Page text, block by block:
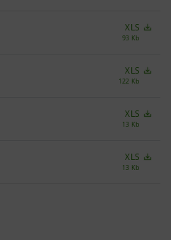
XLS
93 Kb
XLS
122 Kb
XLS
13 Kb
XLS
13 Kb